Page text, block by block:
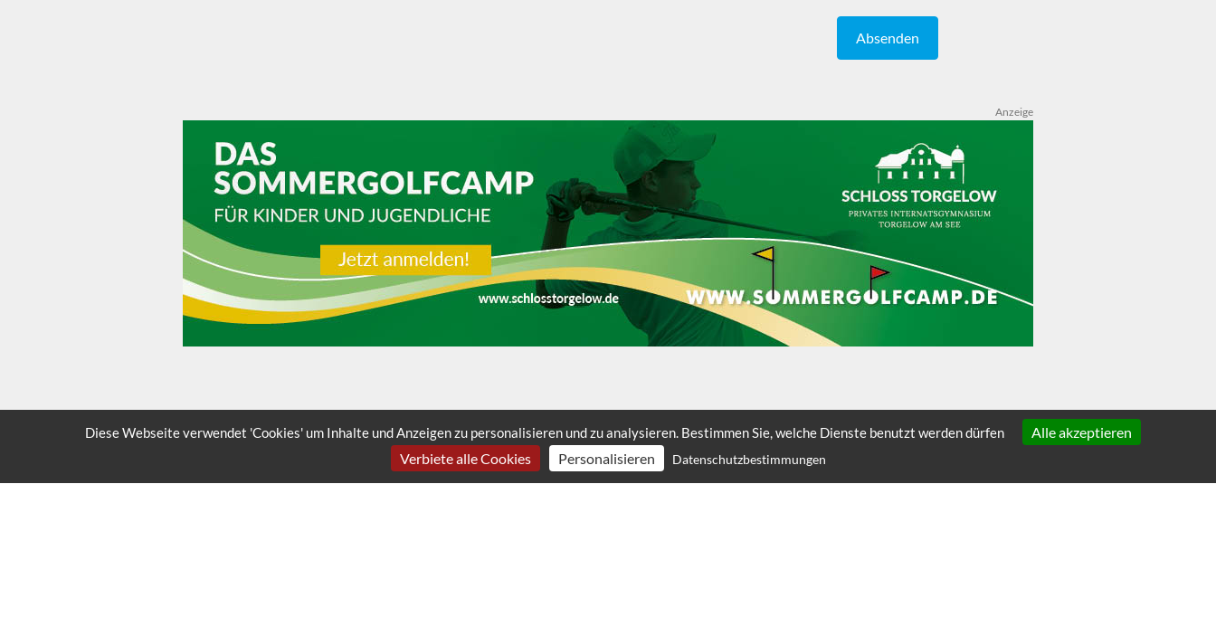
Absenden
Anzeige
Diese Webseite verwendet 'Cookies' um Inhalte und Anzeigen zu personalisieren und zu analysieren. Bestimmen Sie, welche Dienste benutzt werden dürfen
Alle akzeptieren
Verbiete alle Cookies
Personalisieren Datenschutzbestimmungen